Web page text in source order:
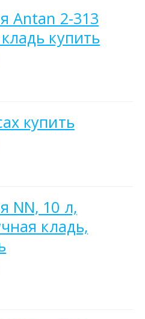
Antan 2-313
купить
купить
NN, 10 л,
кладь,